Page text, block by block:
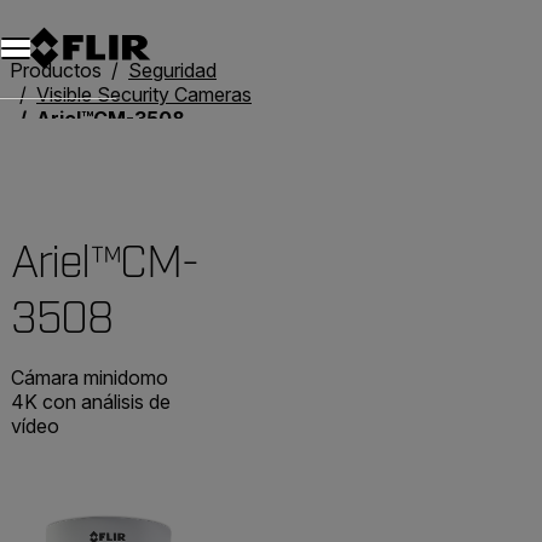
Unread messages
Modelo
Eliminar
artículos
artículo
Añadir al carro
Añadido al carro
Productos
Seguridad
Visible Security Cameras
Ariel™CM-3508
Ariel™CM-
3508
Cámara minidomo
4K con análisis de
vídeo